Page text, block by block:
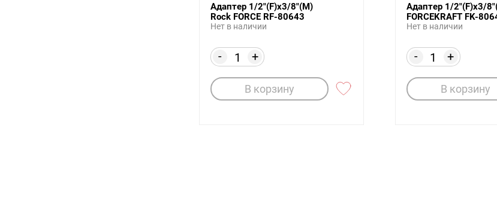
Адаптер 1/2"(F)х3/8"(M)
Rock FORCE RF-80643
Нет в наличии
+
-
В корзину
Адаптер 1/2"(F)х3/
FORCEKRAFT FK-
Нет в наличии
+
-
В корзину